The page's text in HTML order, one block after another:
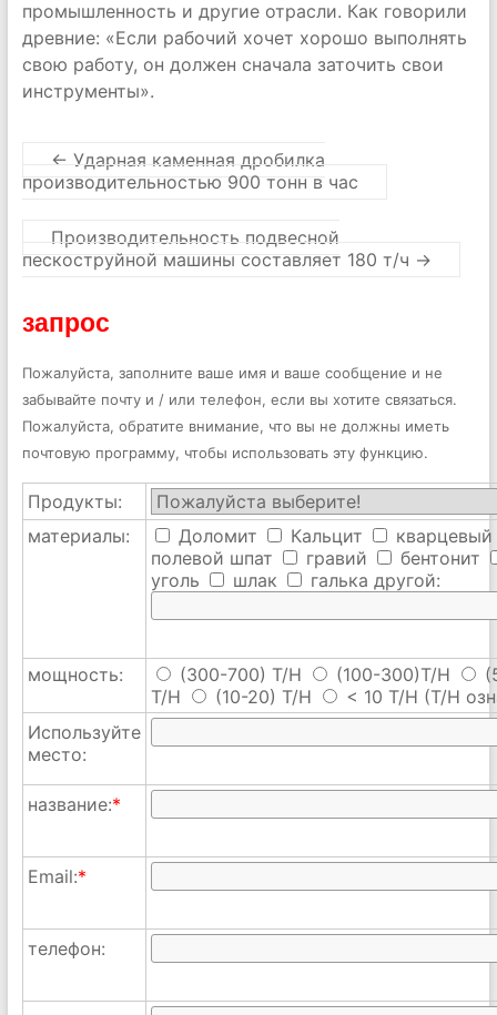
промышленность и другие отрасли. Как говорили
древние: «Если рабочий хочет хорошо выполнять
свою работу, он должен сначала заточить свои
инструменты».
← Ударная каменная дробилка
производительностью 900 тонн в час
Производительность подвесной
пескоструйной машины составляет 180 т/ч →
запрос
Пожалуйста, заполните ваше имя и ваше сообщение и не
забывайте почту и / или телефон, если вы хотите связаться.
Пожалуйста, обратите внимание, что вы не должны иметь
почтовую программу, чтобы использовать эту функцию.
Продукты:
материалы:
Доломит Кальцит
кварцевый
полевой шпат
гравий
бентонит
уголь
шлак галька другой:
мощность: (300-700) T/H (100-300)T/H
T/H
(10-20) T/H < 10 T/H (T/H
Используйте
место:
название:*
Email:*
телефон: